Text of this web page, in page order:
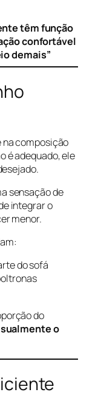
têm função
confortável
demais”
composição
é adequado, ele
sensação de
integrar o
menor.
do sofá
do
o